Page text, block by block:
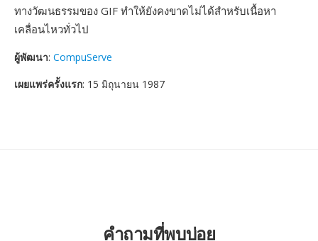
ทางวัฒนธรรมของ GIF ทำให้ยังคงขาดไม่ได้สำหรับเนื้อหา
เคลื่อนไหวทั่วไป
ผู้พัฒนา: CompuServe
เผยแพร่ครั้งแรก: 15 มิถุนายน 1987
คำถามที่พบบ่อย